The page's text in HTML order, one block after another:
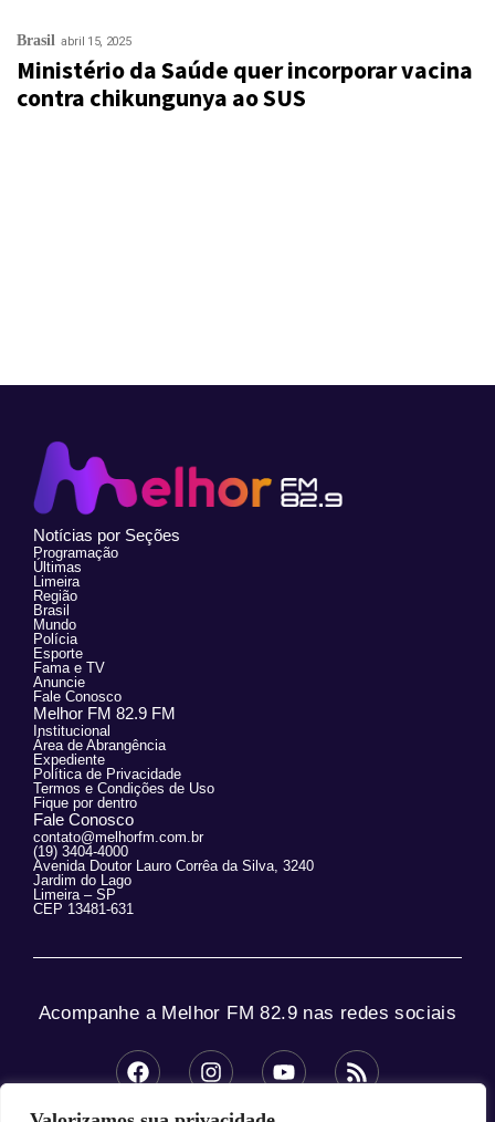
Brasil abril 15, 2025
Ministério da Saúde quer incorporar vacina
contra chikungunya ao SUS
Notícias por Seções
Programação
Últimas
Limeira
Região
Brasil
Mundo
Polícia
Esporte
Fama e TV
Anuncie
Fale Conosco
Melhor FM 82.9 FM
Institucional
Área de Abrangência
Expediente
Política de Privacidade
Termos e Condições de Uso
Fique por dentro
Fale Conosco
contato@melhorfm.com.br
(19) 3404-4000
Avenida Doutor Lauro Corrêa da Silva, 3240
Jardim do Lago
Limeira – SP
CEP 13481-631
Acompanhe a Melhor FM 82.9 nas redes sociais